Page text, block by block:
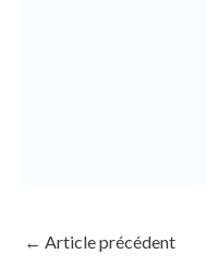
← Article précédent